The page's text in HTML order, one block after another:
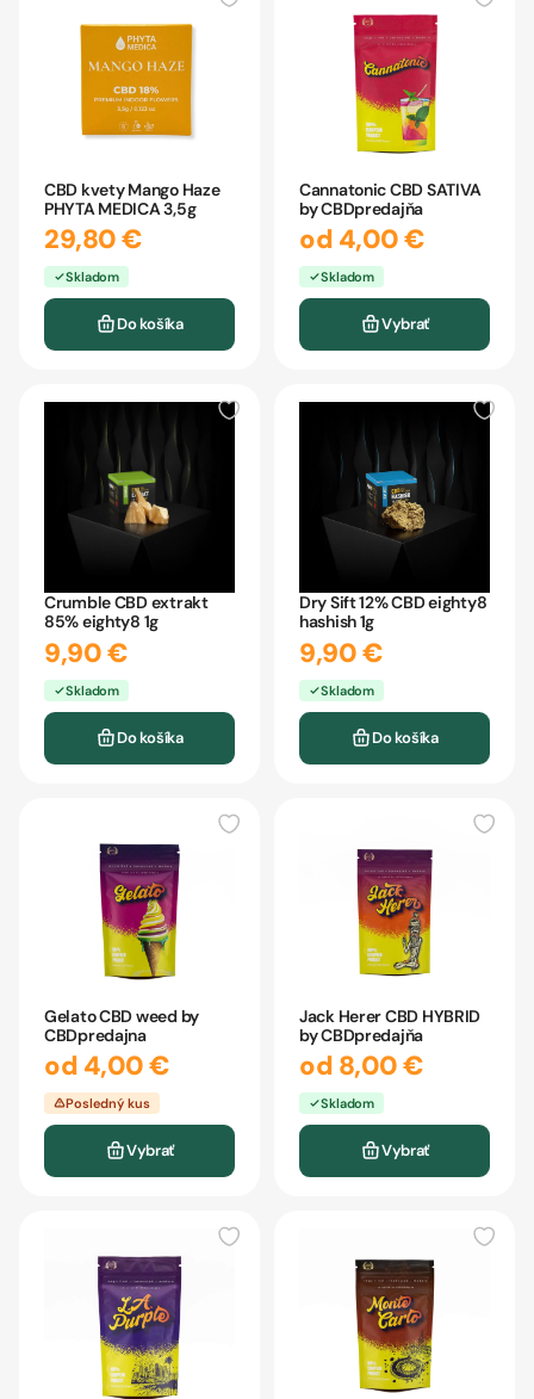
CBD kvety Mango Haze
PHYTA MEDICA 3,5g
29,80 €
Skladom
Do košíka
Cannatonic CBD SATIVA
by CBDpredajňa
od 4,00 €
Skladom
Vybrať
Crumble CBD extrakt
85% eighty8 1g
9,90 €
Skladom
Do košíka
Dry Sift 12% CBD eighty8
hashish 1g
9,90 €
Skladom
Do košíka
Gelato CBD weed by
CBDpredajna
od 4,00 €
Posledný kus
Vybrať
Jack Herer CBD HYBRID
by CBDpredajňa
od 8,00 €
Skladom
Vybrať